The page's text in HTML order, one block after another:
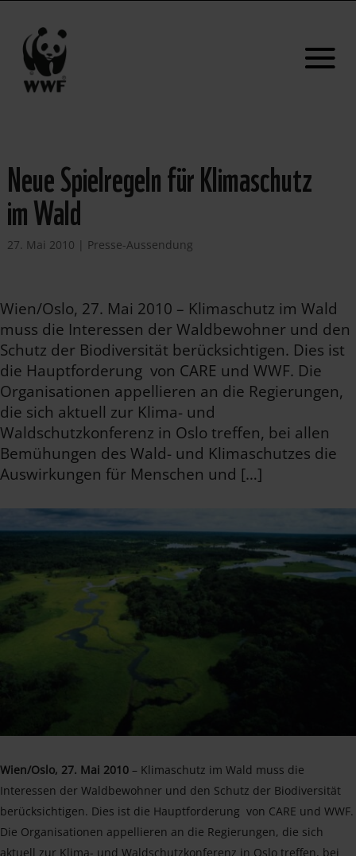
Neue Spielregeln für Klimaschutz
im Wald
27. Mai 2010 | Presse-Aussendung
Wien/Oslo, 27. Mai 2010 – Klimaschutz im Wald
muss die Interessen der Waldbewohner und den
Schutz der Biodiversität berücksichtigen. Dies ist
die Hauptforderung von CARE und WWF. Die
Organisationen appellieren an die Regierungen,
die sich aktuell zur Klima- und
Waldschutzkonferenz in Oslo treffen, bei allen
Bemühungen des Wald- und Klimaschutzes die
Auswirkungen für Menschen und […]
Wien/Oslo, 27. Mai 2010 – Klimaschutz im Wald muss die
Interessen der Waldbewohner und den Schutz der Biodiversität
berücksichtigen. Dies ist die Hauptforderung von CARE und WWF.
Die Organisationen appellieren an die Regierungen, die sich
aktuell zur Klima- und Waldschutzkonferenz in Oslo treffen, bei